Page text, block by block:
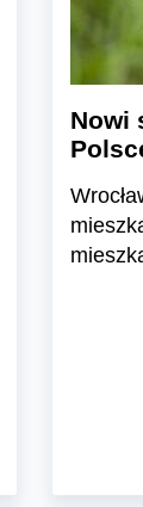
Nowi